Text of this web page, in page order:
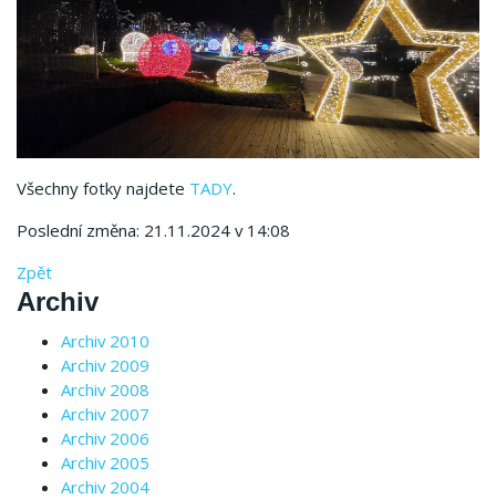
Všechny fotky najdete TADY.
Poslední změna: 21.11.2024 v 14:08
Zpět
Archiv
Archiv 2010
Archiv 2009
Archiv 2008
Archiv 2007
Archiv 2006
Archiv 2005
Archiv 2004